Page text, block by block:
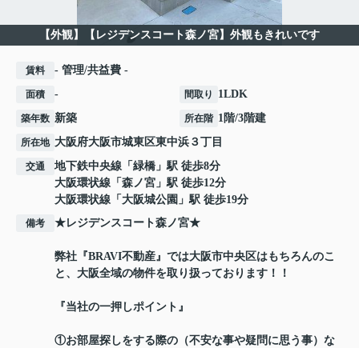
【外観】【レジデンスコート森ノ宮】外観もきれいです
賃料 - 管理/共益費 -
面積 - 間取り 1LDK
築年数 新築 所在階 1階/3階建
所在地 大阪府大阪市城東区東中浜 ３丁目
交通 地下鉄中央線 「 緑橋 」駅 徒歩8分
大阪環状線 「 森ノ宮 」駅 徒歩12分
大阪環状線 「 大阪城公園 」駅 徒歩19分
備考 ★レジデンスコート森ノ宮★
弊社『BRAVI不動産』では大阪市中央区はもちろんのこ
と、大阪全域の物件を取り扱っております！！
『当社の一押しポイント』
①お部屋探しをする際の（不安な事や疑問に思う事）な